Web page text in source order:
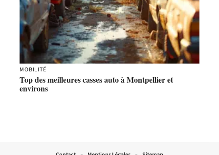
MOBILITÉ
Top des meilleures casses auto à Montpellier et
environs